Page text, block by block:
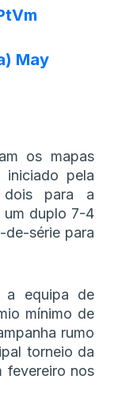
May
os mapas
pela
dois para a
um duplo 7-4
série para
a equipa de
mínimo de
rumo
torneio da
fevereiro nos